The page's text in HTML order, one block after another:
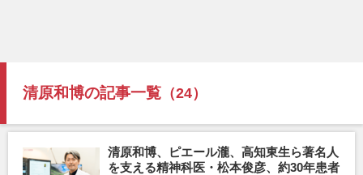
清原和博の記事一覧 （24）
清原和博、ピエール瀧、高知東生ら著名人
を支える精神科医・松本俊彦、約30年患者